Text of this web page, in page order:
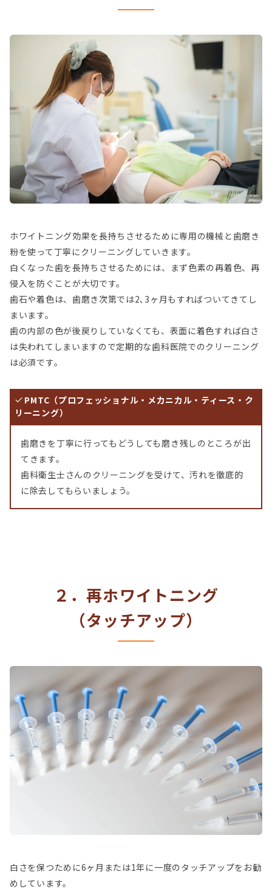
ホワイトニング効果を長持ちさせるために専用の機械と歯磨き
粉を使って丁寧にクリーニングしていきます。
白くなった歯を長持ちさせるためには、まず色素の再着色、再
侵入を防ぐことが大切です。
歯石や着色は、歯磨き次第では2､3ヶ月もすればついてきてし
まいます。
歯の内部の色が後戻りしていなくても、表面に着色すれば白さ
は失われてしまいますので定期的な歯科医院でのクリーニング
は必須です。
PMTC（プロフェッショナル・メカニカル・ティース・ク
リーニング）
歯磨きを丁寧に行ってもどうしても磨き残しのところが出
てきます。
歯科衛生士さんのクリーニングを受けて、汚れを徹底的
に除去してもらいましょう。
２．再ホワイトニング
（タッチアップ）
白さを保つために6ヶ月または1年に一度のタッチアップをお勧
めしています。